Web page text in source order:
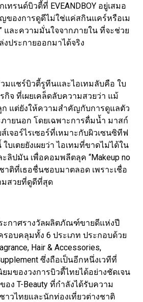
ทรนด์บิวตี้ที่ EVEANDBOY อยู่เสมอ
ของการดูดีไม่ใช่แค่สกินแคร์หรือเม
และความมั่นใจจากภายใน ที่จะช่วย
ประกายออกมาได้จริง
มแชร์บิวตี้รูทีนและไอเทมลับคือ ใบ
กิจ ที่เผยเคล็ดลับความสวยว่า แม้
ก แต่ยังให้ความสำคัญกับการดูแลตัว
ายนอก โดยเฉพาะการดื่มน้ำ มาสก์
เจอร์ไรเซอร์ที่เหมาะกับผิวเซนซิทีฟ
บเตยยังเผยว่า ไอเทมที่ขาดไม่ได้ใน
ลิปมัน เพื่อคอมพลีตลุค “Makeup no
าติที่เธอชื่นชอบมาตลอด เพราะเชื่อ
สวยที่ดูดีที่สุด
ะกาศรางวัลผลิตภัณฑ์ขายดีแห่งปี
รอบคลุมทั้ง 6 ประเภท ประกอบด้วย
Hair & Accessories,
ซึ่งถือเป็นอีกหนึ่งเวทีที่
มของวงการบิวตี้ไทยได้อย่างชัดเจน
อง T-Beauty ที่กำลังได้รับความ
าวไทยและนักท่องเที่ยวต่างชาติ